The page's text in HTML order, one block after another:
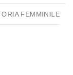
FEMMINILE